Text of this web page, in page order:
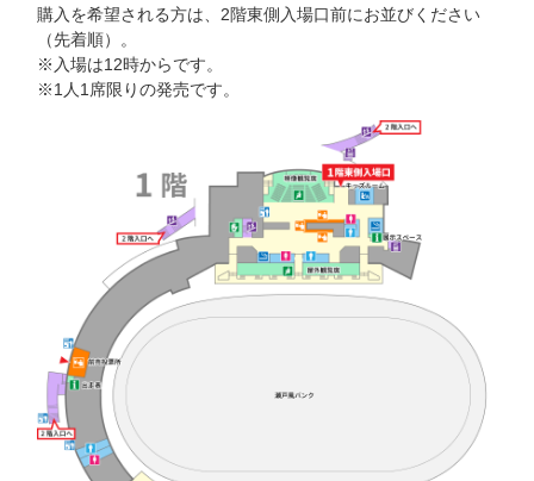
購入を希望される方は、2階東側入場口前にお並びください
（先着順）。
※入場は12時からです。
※1人1席限りの発売です。